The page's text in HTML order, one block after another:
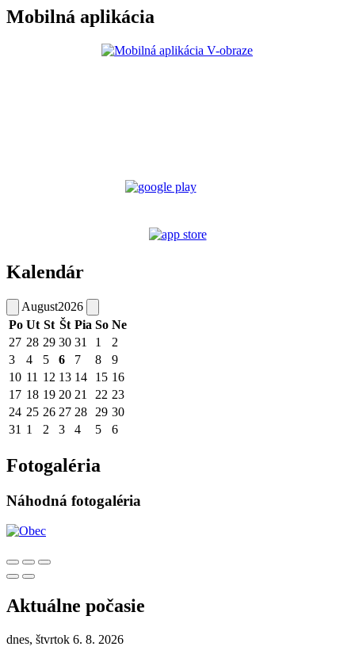
Mobilná aplikácia
Kalendár
August2026
Po Ut St Št Pia So Ne
27 28 29 30 31 1
2
3
4 5 6 7 8
9
10 11 12 13 14 15 16
17 18 19 20 21 22 23
24 25 26 27 28 29 30
31 1 2 3 4 5 6
Fotogaléria
Náhodná fotogaléria
Aktuálne počasie
dnes, štvrtok 6. 8. 2026